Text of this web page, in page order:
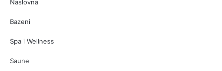
Naslovna
Bazeni
Spa i Wellness
Saune